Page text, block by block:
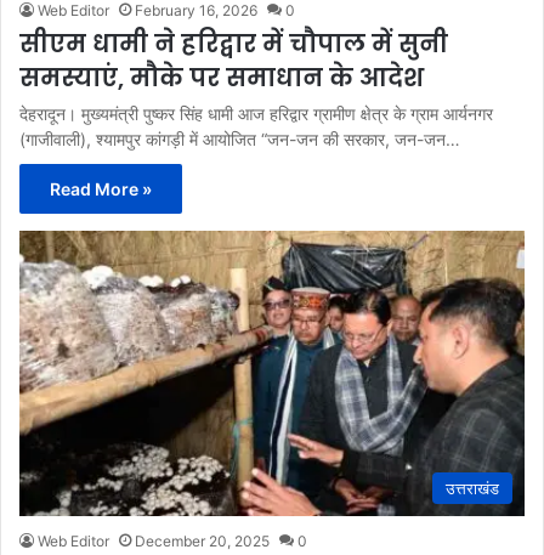
Web Editor February 16, 2026 0
सीएम धामी ने हरिद्वार में चौपाल में सुनी
समस्याएं, मौके पर समाधान के आदेश
देहरादून। मुख्यमंत्री पुष्कर सिंह धामी आज हरिद्वार ग्रामीण क्षेत्र के ग्राम आर्यनगर
(गाजीवाली), श्यामपुर कांगड़ी में आयोजित “जन-जन की सरकार, जन-जन…
Read More »
उत्तराखंड
Web Editor December 20, 2025 0